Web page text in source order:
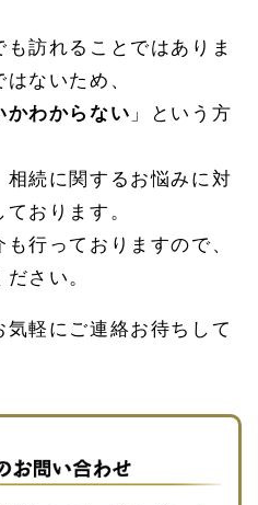
訪れることではありま
ないため、
かわからない 」という方
続に関するお悩みに対
おります。
行っておりますので、
さい。
軽にご連絡お待ちして